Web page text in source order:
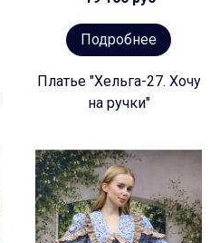
Подробнее
Платье "Хельга-27. Хочу
на ручки"